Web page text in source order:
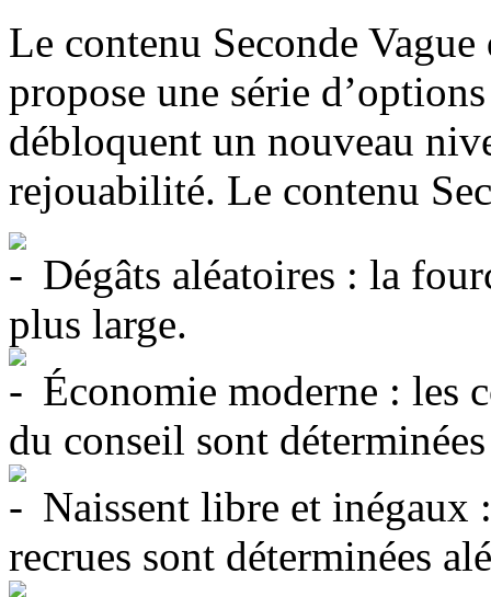
Le contenu Seconde
propose une série
débloquent un nouveau
rejouabilité. Le contenu
Dégâts aléatoires : la
plus large.
Économie moderne : les
du conseil sont
Naissent libre et inégaux
recrues sont déterminées